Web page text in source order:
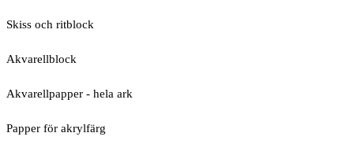
Skiss och ritblock
Akvarellblock
Akvarellpapper - hela ark
Papper för akrylfärg